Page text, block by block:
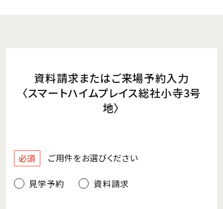
資料請求またはご来場予約入力
〈スマートハイムプレイス総社小寺3号
地〉
必須 ご用件をお選びください
見学予約 資料請求